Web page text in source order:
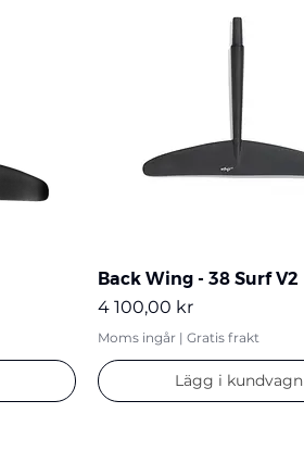
Back Wing - 38 Surf V2
Pris
4 100,00 kr
Moms ingår | Gratis frakt
Lägg i kundvagn